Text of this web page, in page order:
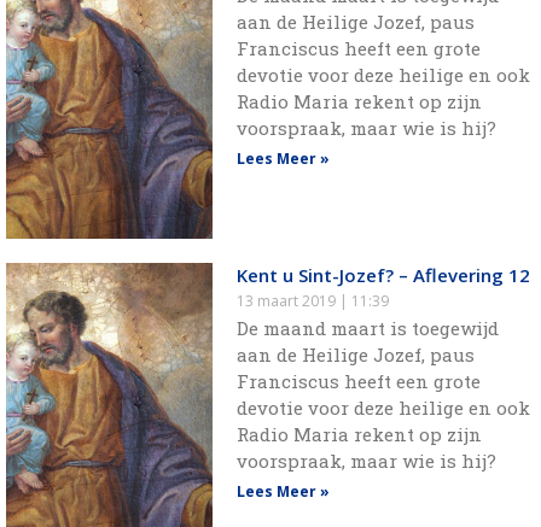
aan de Heilige Jozef, paus
Franciscus heeft een grote
devotie voor deze heilige en ook
Radio Maria rekent op zijn
voorspraak, maar wie is hij?
Lees Meer »
Kent u Sint-Jozef? – Aflevering 12
13 maart 2019 11:39
De maand maart is toegewijd
aan de Heilige Jozef, paus
Franciscus heeft een grote
devotie voor deze heilige en ook
Radio Maria rekent op zijn
voorspraak, maar wie is hij?
Lees Meer »